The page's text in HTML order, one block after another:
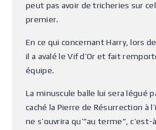
peut pas avoir de tricheries sur
premier.
En ce qui concernant Harry, lors
il a avalé le Vif d’Or et fait
équipe.
La minuscule balle lui sera légué
caché la Pierre de Résurrection à
ne s’ouvrira qu’”au terme”,